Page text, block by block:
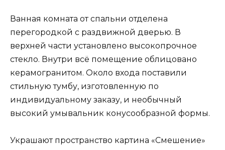
Ванная комната от спальни отделена
перегородкой с раздвижной дверью. В
верхней части установлено высокопрочное
стекло. Внутри всё помещение облицовано
керамогранитом. Около входа поставили
стильную тумбу, изготовленную по
индивидуальному заказу, и необычный
высокий умывальник конусообразной формы.
Украшают пространство картина «Смешение»